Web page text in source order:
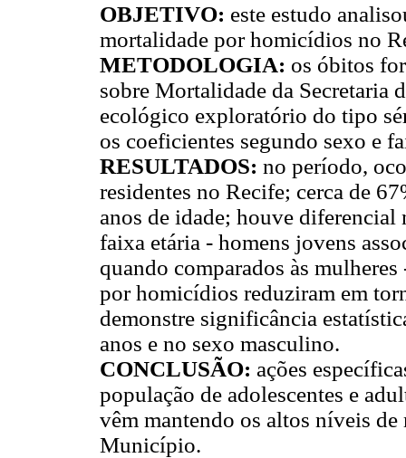
OBJETIVO: este estudo
mortalidade por homicídios no
METODOLOGIA: os óbitos
sobre Mortalidade da Secretaria
ecológico exploratório do tipo
os coeficientes segundo sexo e
RESULTADOS: no período,
residentes no Recife; cerca de
anos de idade; houve
faixa etária - homens jovens
quando comparados às
por homicídios reduziram em
demonstre significância
anos e no sexo masculino.
CONCLUSÃO: ações
população de adolescentes e
vêm mantendo os altos níveis
Município.